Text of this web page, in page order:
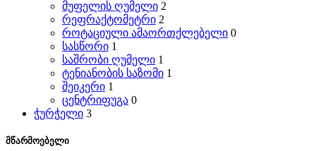
მუფელის ღუმელი 2
რეფრაქტომეტრი 2
როტაციული ამაორთქლებელი 0
სასწორი 1
საშრობი ღუმელი 1
ტენიანობის საზომი 1
შეიკერი 1
ცენტრიფუგა 0
ჭურჭელი 3
მწარმოებელი